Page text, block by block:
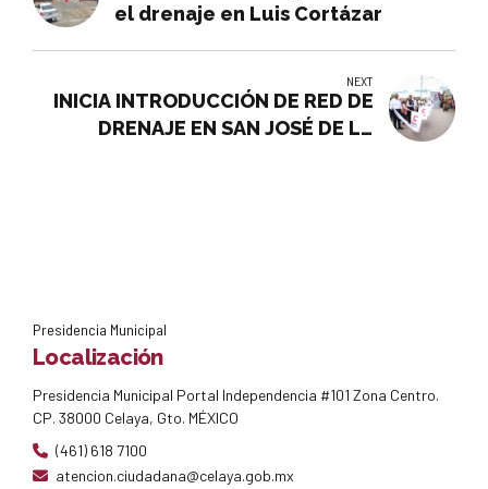
el drenaje en Luis Cortázar
NEXT
INICIA INTRODUCCIÓN DE RED DE
DRENAJE EN SAN JOSÉ DE LA
Presidencia Municipal
Localización
Presidencia Municipal Portal Independencia #101 Zona Centro.
CP. 38000 Celaya, Gto. MÉXICO
(461) 618 7100
atencion.ciudadana@celaya.gob.mx